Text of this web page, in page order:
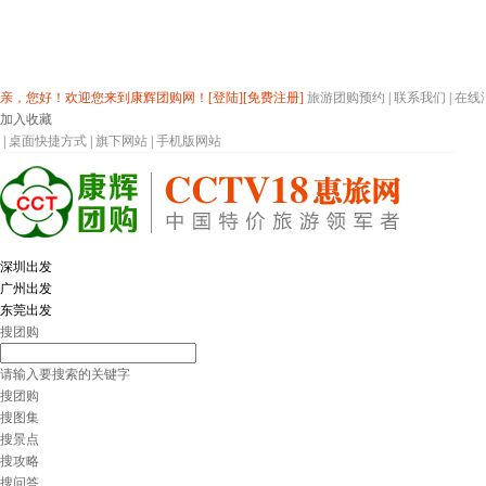
亲，您好！欢迎您来到康辉团购网！ [登陆][免费注册] 旅游团购预约 联系我们
在线
加入收藏
桌面快捷方式 旗下网站 手机版网站
深圳出发
广州出发
东莞出发
搜团购
请输入要搜索的关键字
搜团购
搜图集
搜景点
搜攻略
搜问答